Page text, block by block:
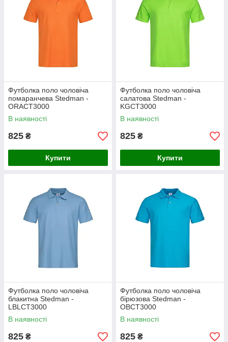
Футболка поло чоловіча
помаранчева Stedman -
ORAСТ3000
В наявності
825 ₴
Купити
Футболка поло чоловіча
салатова Stedman -
KGСТ3000
В наявності
825 ₴
Купити
Футболка поло чоловіча
блакитна Stedman -
LBLCT3000
В наявності
825 ₴
Футболка поло чоловіча
бірюзова Stedman -
ОВСТ3000
В наявності
825 ₴